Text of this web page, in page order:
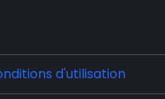
d'utilisation